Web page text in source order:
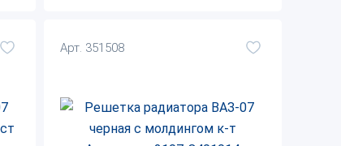
Арт. 351508